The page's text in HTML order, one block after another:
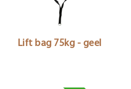
Lift bag 75kg - geel